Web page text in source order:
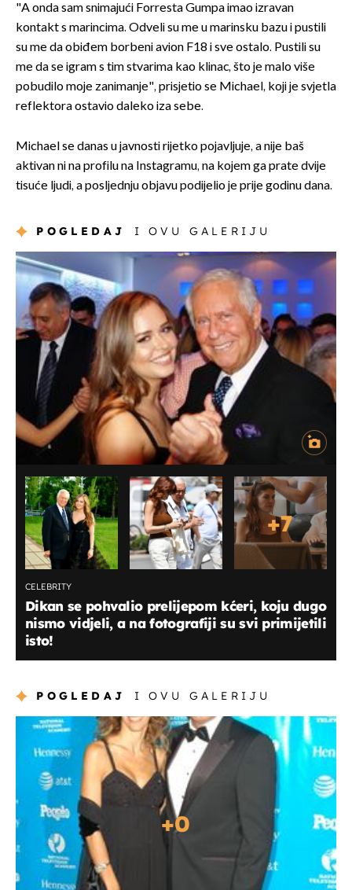
"A onda sam snimajući Forresta Gumpa imao izravan
kontakt s marincima. Odveli su me u marinsku bazu i pustili
su me da obiđem borbeni avion F18 i sve ostalo. Pustili su
me da se igram s tim stvarima kao klinac, što je malo više
pobudilo moje zanimanje", prisjetio se Michael, koji je svjetla
reflektora ostavio daleko iza sebe.
Michael se danas u javnosti rijetko pojavljuje, a nije baš
aktivan ni na profilu na Instagramu, na kojem ga prate dvije
tisuće ljudi, a posljednju objavu podijelio je prije godinu dana.
POGLEDAJ I OVU GALERIJU
+7
CELEBRITY
Dikan se pohvalio prelijepom kćeri, koju dugo
nismo vidjeli, a na fotografiji su svi primijetili
isto!
POGLEDAJ I OVU GALERIJU
+0